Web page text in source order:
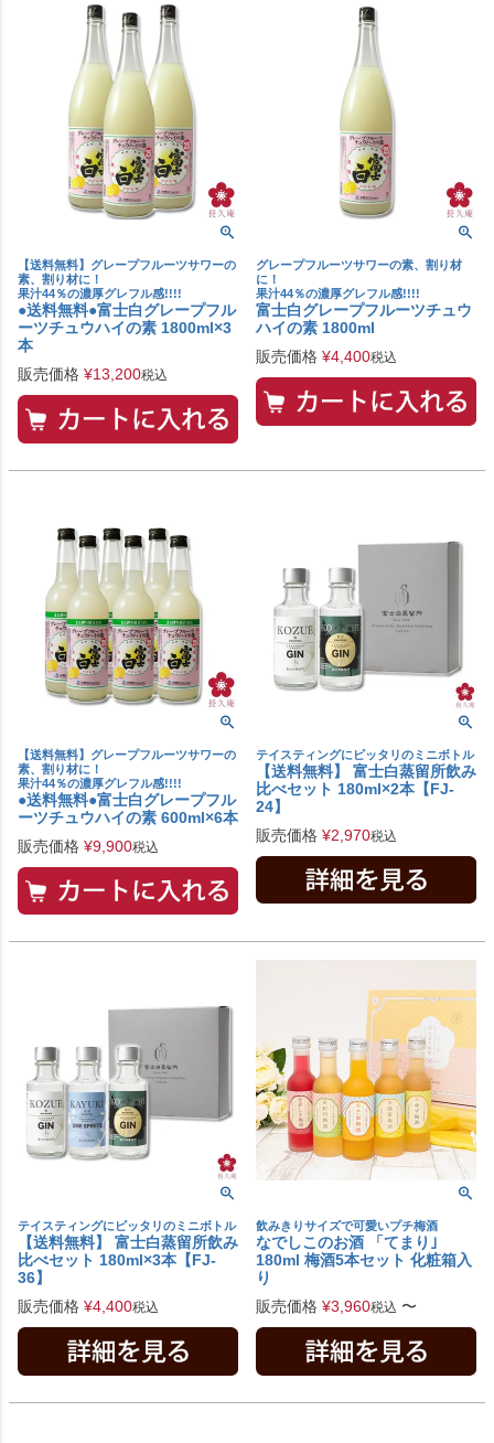
【送料無料】グレープフルーツサワーの
素、割り材に！
果汁44％の濃厚グレフル感!!!!
●送料無料●富士白グレープフル
ーツチュウハイの素 1800ml×3
本
販売価格 ¥13,200税込
グレープフルーツサワーの素、割り材
に！
果汁44％の濃厚グレフル感!!!!
富士白グレープフルーツチュウ
ハイの素 1800ml
販売価格 ¥4,400税込
【送料無料】グレープフルーツサワーの
素、割り材に！
果汁44％の濃厚グレフル感!!!!
●送料無料●富士白グレープフル
ーツチュウハイの素 600ml×6本
販売価格 ¥9,900税込
テイスティングにピッタリのミニボトル
【送料無料】 富士白蒸留所飲み
比べセット 180ml×2本【FJ-
24】
販売価格 ¥2,970税込
テイスティングにピッタリのミニボトル
【送料無料】 富士白蒸留所飲み
比べセット 180ml×3本【FJ-
36】
販売価格 ¥4,400税込
飲みきりサイズで可愛いプチ梅酒
なでしこのお酒 「てまり｣
180ml 梅酒5本セット 化粧箱入
り
販売価格 ¥3,960税込 〜